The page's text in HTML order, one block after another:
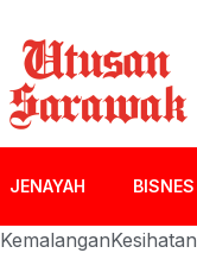
JENAYAH BISNES
KemalanganKesihatan